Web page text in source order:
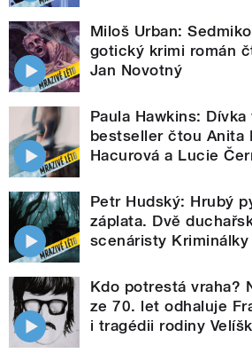
Miloš Urban:
gotický krimi román
Jan Novotný
Paula Hawkins:
bestseller čtou Anita
Hacurová a Lucie
Petr Hudský: Hrubý
záplata. Dvě
scenáristy Kriminálky
Kdo potrestá vraha?
ze 70. let odhaluje
i tragédii rodiny